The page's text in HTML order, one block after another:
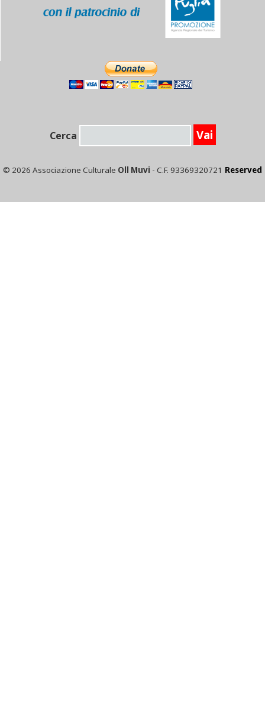
Cerca
© 2026 Associazione Culturale Oll Muvi - C.F. 93369320721 Reserved